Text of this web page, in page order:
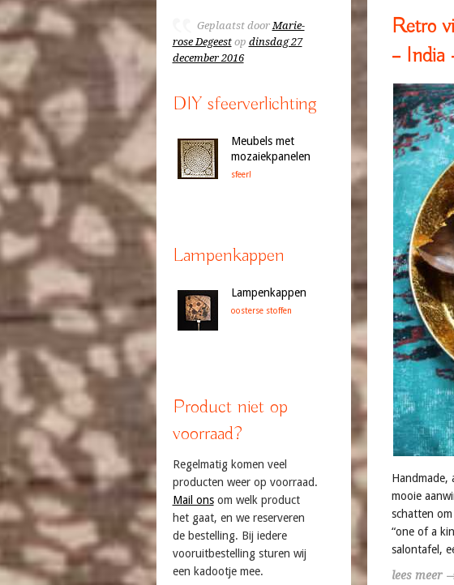
Retro
– India
Handmade,
mooie
schatten
“one of a
salontafel,
lees meer
Geplaatst doorMarie-
rose Degeestop dinsdag 27
december 2016
DIY sfeerverlichting
Meubels met
mozaiekpanelen
sfeer!
Lampenkappen
Lampenkappen
oosterse stoffen
Product niet op
voorraad?
Regelmatig komen veel
producten weer op voorraad.
Mail onsom welk product
het gaat, en we reserveren
de bestelling. Bij iedere
vooruitbestelling sturen wij
een kadootje mee.